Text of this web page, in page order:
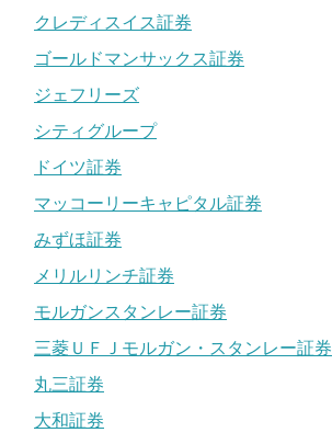
クレディスイス証券
ゴールドマンサックス証券
ジェフリーズ
シティグループ
ドイツ証券
マッコーリーキャピタル証券
みずほ証券
メリルリンチ証券
モルガンスタンレー証券
三菱ＵＦＪモルガン・スタンレー証券
丸三証券
大和証券